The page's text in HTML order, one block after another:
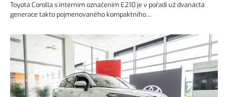
Toyota Corolla s interním označením E210 je v pořadí už dvanáctá
generace takto pojmenovaného kompaktního…